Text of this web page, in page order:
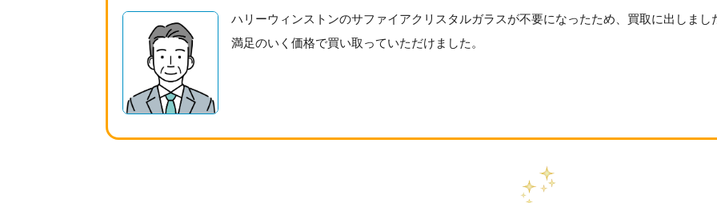
ハリーウィンストンのサファイアクリスタルガラスが不要になったため、買取に出しまし
満足のいく価格で買い取っていただけました。